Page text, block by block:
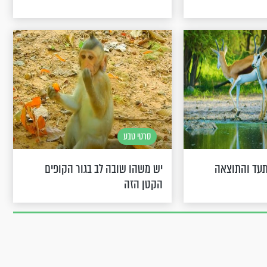
והתוצאה
סרטי טבע
יש משהו שובה לב בגור הקופים
הקטן הזה